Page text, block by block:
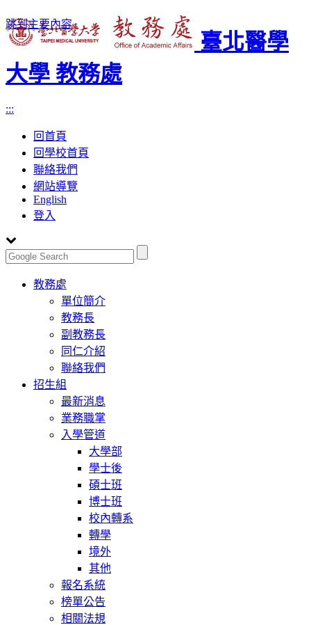
跳到主要內容
臺北醫學
大學 教務處
:::
回首頁
回學校首頁
聯絡我們
網站導覽
English
登入
Toggle
navigation
教務處
單位簡介
教務長
副教務長
同仁介紹
聯絡我們
招生組
最新消息
業務職掌
入學管道
大學部
學士後
碩士班
博士班
校內轉系
轉學
境外
其他
報名系統
榜單公告
相關法規